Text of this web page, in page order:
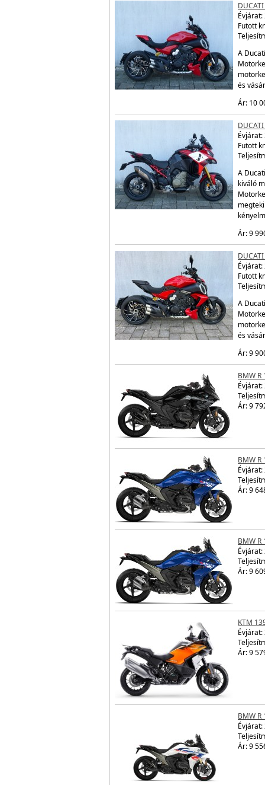
Évjárat:
Futott
A
és
Ár: 10
Évjárat:
Futott
A
kiváló
Ár: 9
Évjárat:
Futott
A
és
Ár: 9
BMW R
Évjárat:
Ár: 9
BMW R
Évjárat:
Ár: 9
BMW R
Évjárat:
Ár: 9
KTM
Évjárat:
Ár: 9
BMW R
Évjárat:
Ár: 9